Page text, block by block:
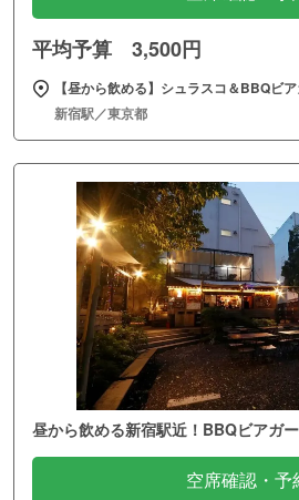
平均予算 3,500円
【昼から飲める】シュラスコ＆BBQビ
新宿駅／東京都
昼から飲める新宿駅近！BBQビアガ
空席確認・予